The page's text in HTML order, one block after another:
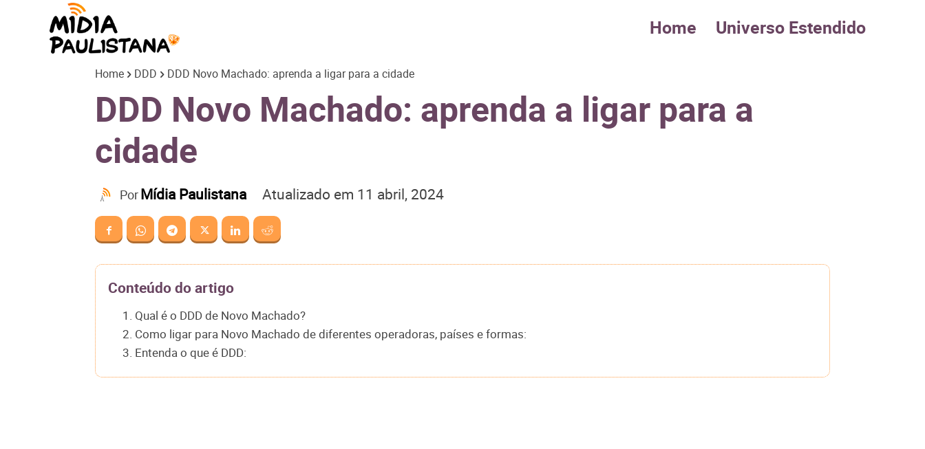
Paulistana
Home Universo Estendido
Home DDD DDD Novo Machado: aprenda a ligar para a cidade
DDD Novo Machado: aprenda a ligar para a
cidade
PorMídia Paulistana Atualizado em 11 abril, 2024
Conteúdo do artigo
1. Qual é o DDD de Novo Machado?
2. Como ligar para Novo Machado de diferentes operadoras, países e formas:
3. Entenda o que é DDD: